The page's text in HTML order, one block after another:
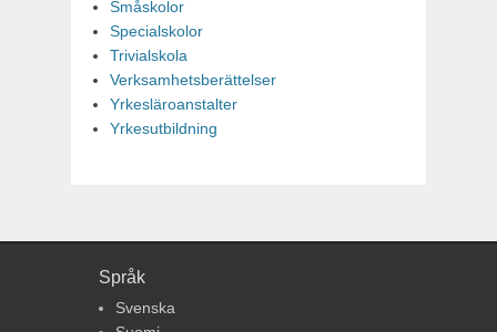
Småskolor
Specialskolor
Trivialskola
Verksamhetsberättelser
Yrkesläroanstalter
Yrkesutbildning
Språk
Svenska